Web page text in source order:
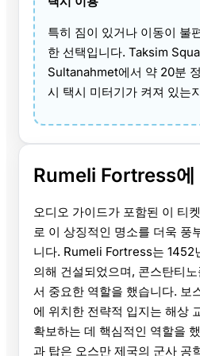
특히 짐이 있거나 이동이 불
한 선택입니다. Taksim
Sultanahmet에서 약 20분
시 택시 미터기가 켜져 있는
Rumeli Fortress에
오디오 가이드가 포함된 이 티
로 이 상징적인 명소를 더욱 풍
니다. Rumeli Fortress는 1452
의해 건설되었으며, 콘스탄티
서 중요한 역할을 했습니다. 보
에 위치한 전략적 입지는 해상
확보하는 데 핵심적인 역할을
과 탑은 오스만 제국의 군사 공